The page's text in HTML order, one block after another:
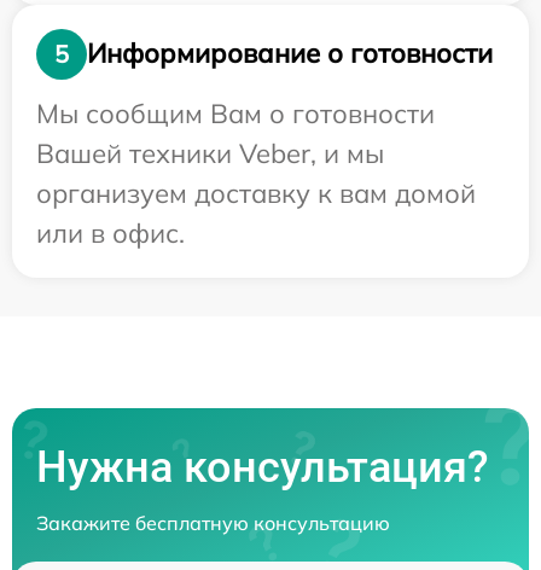
5
Информирование о готовности
Мы сообщим Вам о готовности
Вашей техники Veber, и мы
организуем доставку к вам домой
или в офис.
Нужна консультация?
Закажите бесплатную консультацию